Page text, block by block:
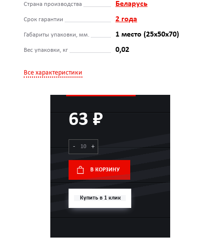
Страна производства Беларусь
Срок гарантии 2 года
Габариты упаковки, мм. 1 место (25x50x70)
Вес упаковки, кг 0,02
Все характеристики
63 ₽
- +
В КОРЗИНУ
Купить в 1 клик